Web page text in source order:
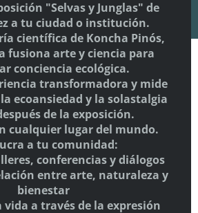
PLANET